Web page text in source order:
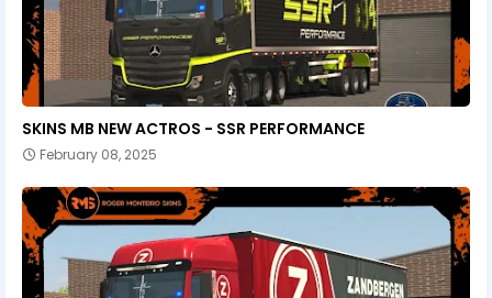
SKINS MB NEW ACTROS - SSR PERFORMANCE
February 08, 2025